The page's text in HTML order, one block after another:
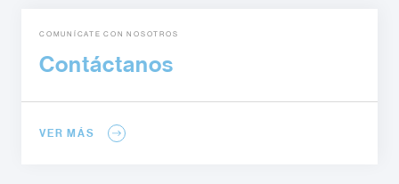
COMUNÍCATE CON NOSOTROS
Contáctanos
VER MÁS